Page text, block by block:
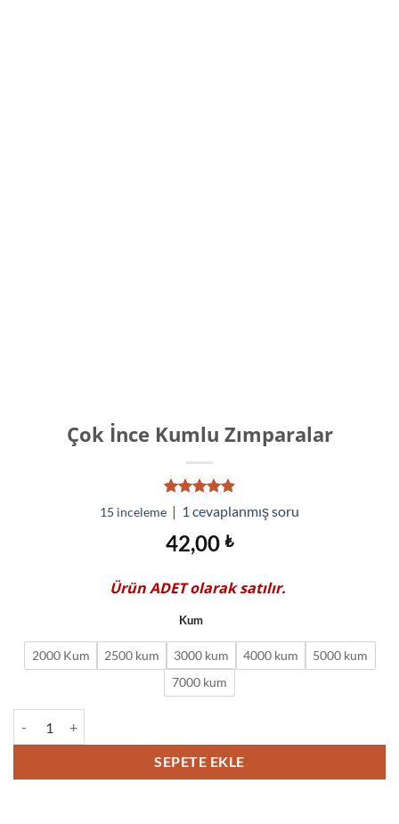
Çok İnce Kumlu Zımparalar
14
müşteri
puanına
dayanarak
5 üzerinden
15 inceleme | 1 cevaplanmış soru
42,00 ₺
ÜrünADETolarak satılır.
Kum
2000 Kum 2500 kum 3000 kum 4000 kum
5000 kum
7000 kum
SEPETE EKLE